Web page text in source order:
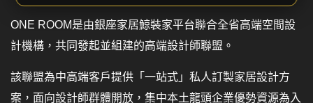
ONE ROOM是由銀座家居鯨裝家平台聯合全省高端空間設
計機構，共同發起並組建的高端設計師聯盟。
該聯盟為中高端客戶提供「一站式」私人訂製家居設計方
案，面向設計師群體開放，集中本土龍頭企業優勢資源為入